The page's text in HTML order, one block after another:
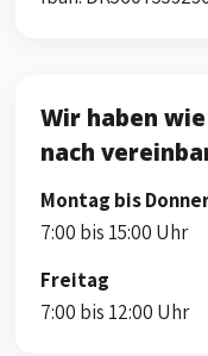
Wir haben
nach
Montag bis
7:00 bis 15:00 Uhr
Freitag
7:00 bis 12:00 Uhr